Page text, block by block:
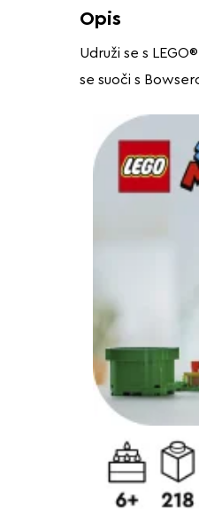
Opis
Udruži se s
se suoči s